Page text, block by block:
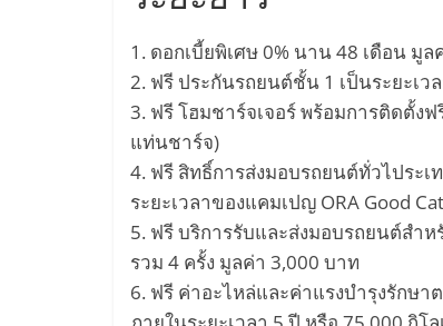
Car
โดรน
พลังงาน
ไฟฟ้า
หมุนเวียน
1. ดอกเบี้ยพิเศษ 0% นาน 48 เดือน มู
2. ฟรี ประกันรถยนต์ชั้น 1 เป็นระยะเว
3. ฟรี โฮมชาร์จเจอร์ พร้อมการติดตั้ง
แท่นชาร์จ)
4. ฟรี สิทธิ์การส่งมอบรถยนต์ทั่วไประ
ระยะเวลาของแคมเปญ ORA Good
5. ฟรี บริการรับและส่งมอบรถยนต์สำ
รวม 4 ครั้ง มูลค่า 3,000 บาท
6. ฟรี ค่าอะไหล่และค่าแรงบำรุงรักษา